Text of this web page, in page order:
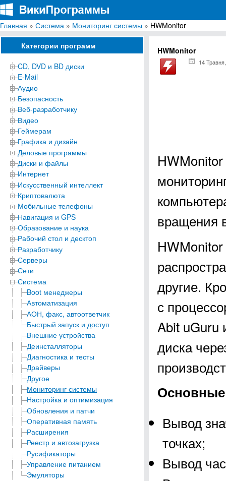
ВикиПрограммы
Энциклопедия бесплатных компьютерных программ для Windows
Главная » Система » Мониторинг системы » HWMonitor
Категории программ
CD, DVD и BD диски
E-Mail
Аудио
Безопасность
Веб-разработчику
Видео
Геймерам
Графика и дизайн
Деловые программы
Диски и файлы
Интернет
Искусственный интеллект
Криптовалюта
Мобильные телефоны
Навигация и GPS
Образование и наука
Рабочий стол и десктоп
Разработчику
Серверы
Сети
Система
Boot менеджеры
Автоматизация
АОН, факс, автоответчик
Быстрый запуск и доступ
Внешние устройства
Деинсталляторы
Диагностика и тесты
Драйверы
Другое
Мониторинг системы
Настройка и оптимизация
Обновления и патчи
Оперативная память
Расширения
Реестр и автозагрузка
Русификаторы
Управление питанием
Эмуляторы
HWMonitor
14
вращения
другие.
с
Abit uGuru
диска
Основные
Вывод
точках;
Вывод